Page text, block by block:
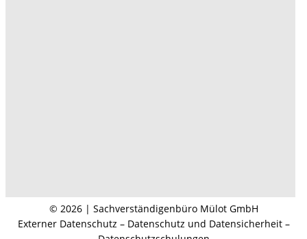
© 2026 | Sachverständigenbüro Mülot GmbH
Externer Datenschutz – Datenschutz und Datensicherheit –